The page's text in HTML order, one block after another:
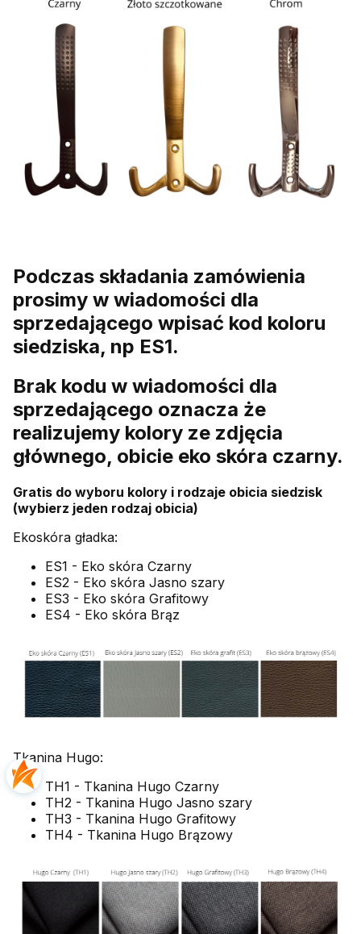
Podczas składania zamówienia
prosimy w wiadomości dla
sprzedającego wpisać kod koloru
siedziska, np ES1.
Brak kodu w wiadomości dla
sprzedającego oznacza że
realizujemy kolory ze zdjęcia
głównego, obicie eko skóra czarny.
Gratis do wyboru kolory i rodzaje obicia siedzisk
(wybierz jeden rodzaj obicia)
Ekoskóra gładka:
ES1 - Eko skóra Czarny
ES2 - Eko skóra Jasno szary
ES3 - Eko skóra Grafitowy
ES4 - Eko skóra Brąz
Tkanina Hugo:
TH1 - Tkanina Hugo Czarny
TH2 - Tkanina Hugo Jasno szary
TH3 - Tkanina Hugo Grafitowy
TH4 - Tkanina Hugo Brązowy